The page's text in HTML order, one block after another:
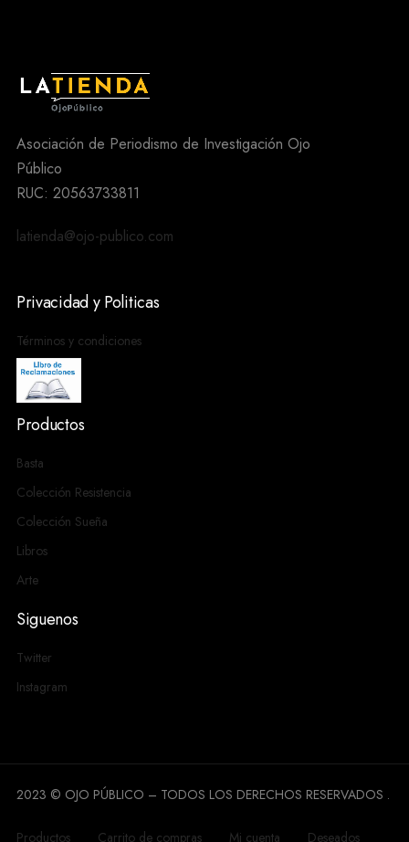
Asociación de Periodismo de Investigación Ojo
Público
RUC: 20563733811
latienda@ojo-publico.com
Privacidad y Politicas
Términos y condiciones
Productos
Basta
Colección Resistencia
Colección Sueña
Libros
Arte
Siguenos
Twitter
Instagram
2023 © OJO PÚBLICO – TODOS LOS DERECHOS RESERVADOS .
Productos Carrito de compras Mi cuenta Deseados